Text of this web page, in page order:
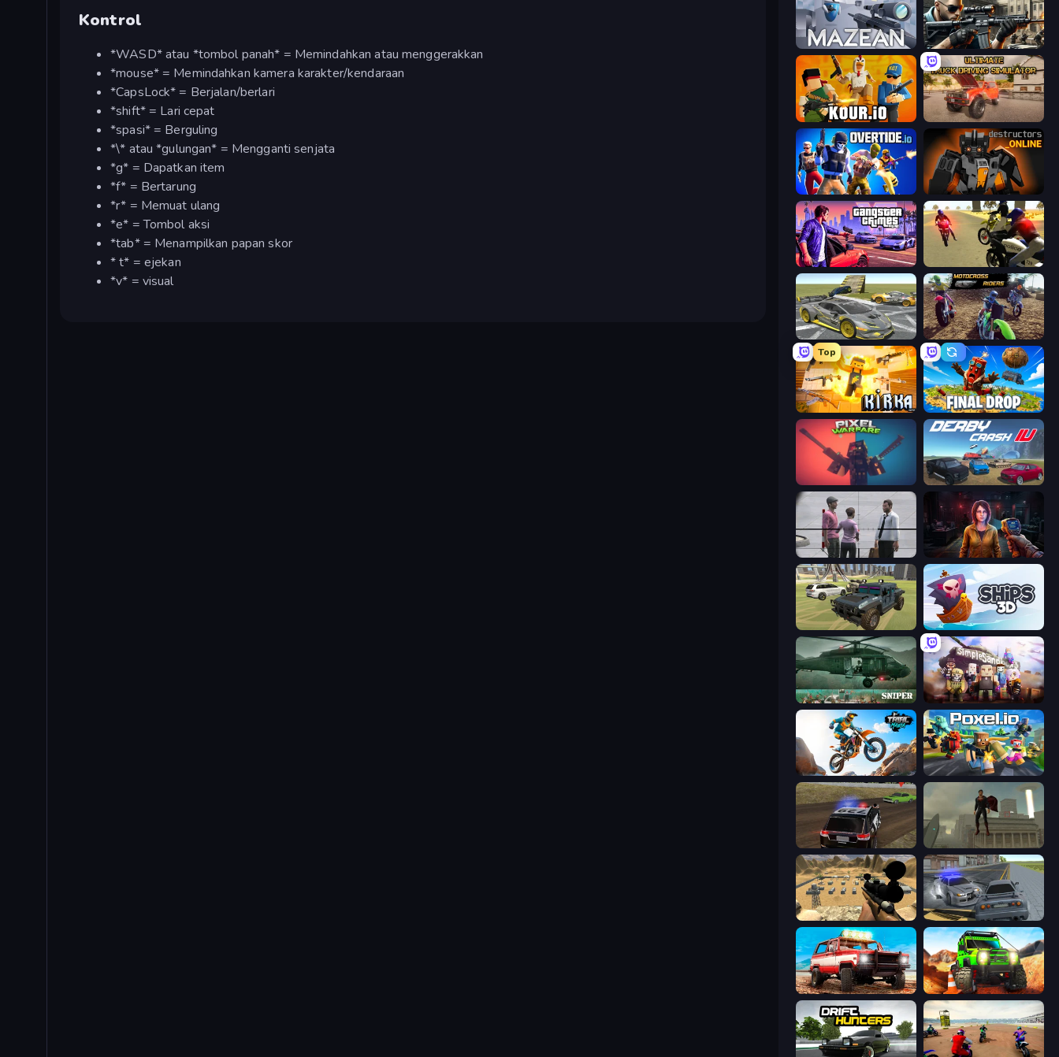
Kontrol
*WASD* atau *tombol panah* = Memindahkan atau menggerakkan
*mouse* = Memindahkan kamera karakter/kendaraan
*CapsLock* = Berjalan/berlari
*shift* = Lari cepat
*spasi* = Berguling
*\* atau *gulungan* = Mengganti senjata
*g* = Dapatkan item
*f* = Bertarung
*r* = Memuat ulang
*e* = Tombol aksi
*tab* = Menampilkan papan skor
* t* = ejekan
*v* = visual
Mazean Sure Shot
Kour.io Ultimate Truck Driving Simulator 2020
Overtide.io Destructors Online
Gangster Crimes Online 6: Mafia City 3D Moto Simulator 2
Wrong Way MotoCross Riders
Top
Kirka.io Final Drop
Pixel Warfare Derby Crash 4
Survival Zone Zombie Outbreak
4x4 Offroader Ships 3D
SNIPER Simple Sandbox 3
Trial Mania Poxel.io
POLICE Chase Simulator The Superman - Theme is Aliens
Ghost Sniper RCC City Racing
Offroad Masters Challenge Offroad Life 3D